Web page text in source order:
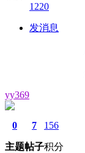
1220
发消息
yy369
0
主题
7
帖子
156
积分